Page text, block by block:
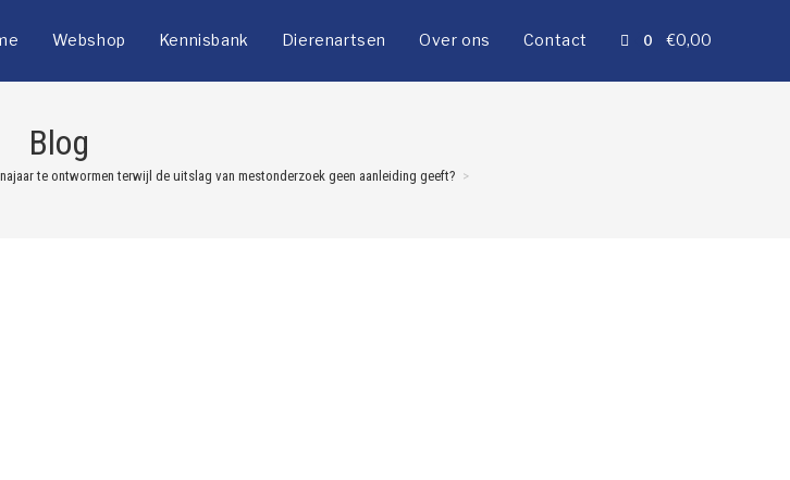
Webshop Kennisbank Dierenartsen Over ons Contact 0 €0,00
Blog
te ontwormen terwijl de uitslag van mestonderzoek geen aanleiding geeft? >